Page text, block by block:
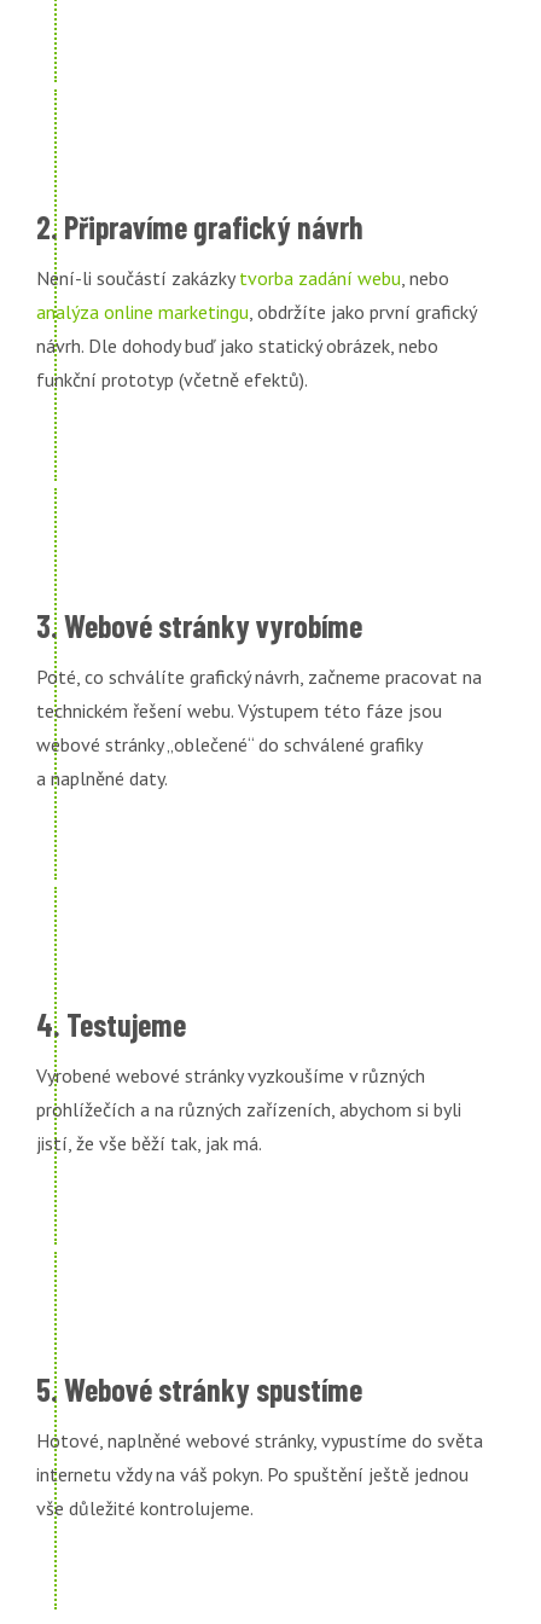
2. Připravíme grafický návrh
Není-li součástí zakázkytvorba zadání webu, nebo
analýza online marketingu, obdržíte jako první grafický
návrh. Dle dohody buď jako statický obrázek, nebo
funkční prototyp (včetně efektů).
3. Webové stránky vyrobíme
Poté, co schválíte grafický návrh, začneme pracovat na
technickém řešení webu. Výstupem této fáze jsou
webové stránky „oblečené“ do schválené grafiky
a naplněné daty.
4. Testujeme
Vyrobené webové stránky vyzkoušíme v různých
prohlížečích a na různých zařízeních, abychom si byli
jistí, že vše běží tak, jak má.
5. Webové stránky spustíme
Hotové, naplněné webové stránky, vypustíme do světa
internetu vždy na váš pokyn. Po spuštění ještě jednou
vše důležité kontrolujeme.